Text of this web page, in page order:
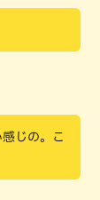
じの。こ